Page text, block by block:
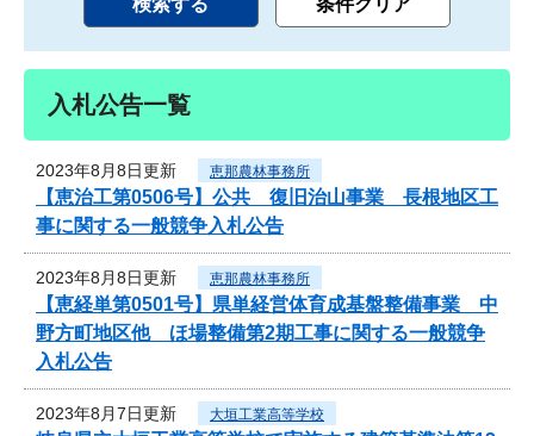
入札公告一覧
2023年8月8日更新 恵那農林事務所
【恵治工第0506号】公共 復旧治山事業 長根地区工
事に関する一般競争入札公告
2023年8月8日更新 恵那農林事務所
【恵経単第0501号】県単経営体育成基盤整備事業 中
野方町地区他 ほ場整備第2期工事に関する一般競争
入札公告
2023年8月7日更新 大垣工業高等学校